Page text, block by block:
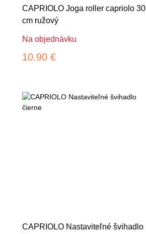
CAPRIOLO Joga roller capriolo 30
cm ružový
Na objednávku
10.90 €
CAPRIOLO Nastaviteľné švihadlo